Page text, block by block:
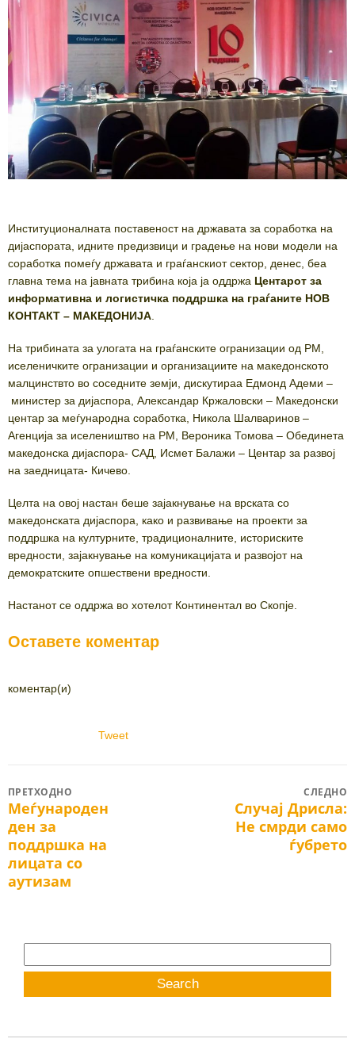
Институционалната поставеност на државата за соработка на
дијаспората, идните предизвици и градење на нови модели на
соработка помеѓу државата и граѓанскиот сектор, денес, беа
главна тема на јавната трибина која ја оддржа Центарот за
информативна и логистичка поддршка на граѓаните НОВ
КОНТАКТ – МАКЕДОНИЈА
На трибината за улогата на граѓанските огранизации од РМ,
иселеничките огранизации и организациите на македонското
малцинствто во соседните земји, дискутираа Едмонд Адеми –
министер за дијаспора, Александар Кржаловски – Македонски
центар за меѓународна соработка, Никола Шалваринов –
Агенција за иселеништво на РМ, Вероника Томова – Обединета
македонска дијаспора- САД, Исмет Балажи – Центар за развој
на заедницата- Кичево.
Целта на овој настан беше зајакнување на врската со
македонската дијаспора, како и развивање на проекти за
поддршка на културните, традиционалните, историските
вредности, зајакнување на комуникацијата и развојот на
демократските опшествени вредности.
Настанот се оддржа во хотелот Континентал во Скопје.
Оставете коментар
коментар(и)
Tweet
Post
navigation
ПРЕТХОДНО
Previous
post:
Меѓународен
ден за
поддршка на
лицата со
аутизам
СЛЕДНО
Next
post:
Случај Дрисла:
Не смрди само
ѓубрето
for: